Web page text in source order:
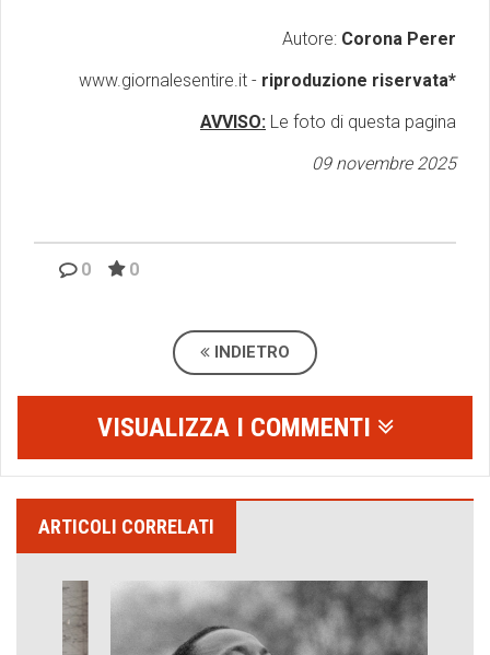
Autore: Corona Perer
www.giornalesentire.it - riproduzione riservata*
AVVISO: Le foto di questa pagina
09 novembre 2025
0 0
INDIETRO
VISUALIZZA I COMMENTI
ARTICOLI CORRELATI